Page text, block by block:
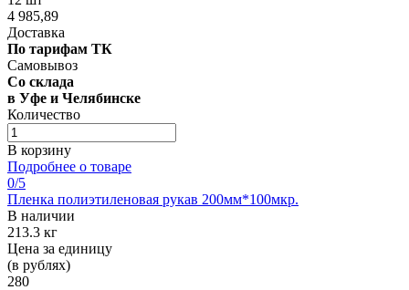
4 985,89
Доставка
По тарифам ТК
Самовывоз
Со склада
в Уфе и Челябинске
Количество
В корзину
Подробнее о товаре
0/5
Пленка полиэтиленовая рукав 200мм*100мкр.
В наличии
213.3 кг
Цена за единицу
(в рублях)
280